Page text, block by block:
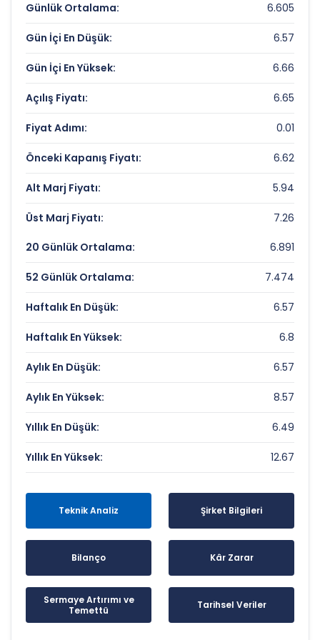
TUREKS TURIZM TASIMACILIK Değerleme
Çarpanları
Fiyat/Kazanç (F/K):
10.45
Piyasa Değeri/Defter Değeri (PD/DD):
0.87
TUREKS TURIZM TASIMACILIK Rekorlar ve
Önemli Seviyeler
Bugün Gördüğü En Yüksek Fiyat:
Son 1 Yılın Zirvesi:
12.67 TL
Son 1 Yılın Dibi:
6.49 TL
Günlük Ortalama: 6.605
Gün İçi En Düşük: 6.57
Gün İçi En Yüksek: 6.66
Açılış Fiyatı: 6.65
Fiyat Adımı: 0.01
Önceki Kapanış Fiyatı: 6.62
Alt Marj Fiyatı: 5.94
Üst Marj Fiyatı: 7.26
20 Günlük Ortalama: 6.891
52 Günlük Ortalama: 7.474
Haftalık En Düşük: 6.57
Haftalık En Yüksek: 6.8
Aylık En Düşük: 6.57
Aylık En Yüksek: 8.57
Yıllık En Düşük: 6.49
Yıllık En Yüksek: 12.67
Teknik Analiz Şirket Bilgileri
Bilanço Kâr Zarar
Sermaye Artırımı ve
Temettü
Tarihsel Veriler